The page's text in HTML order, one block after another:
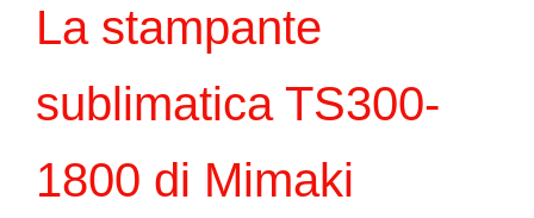
La stampante
sublimatica TS300-
1800 di Mimaki